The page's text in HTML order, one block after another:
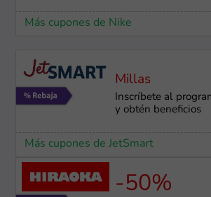
Más cupones de Nike
Millas
Inscríbete al
y obtén beneficios
Más cupones de JetSmart
-50%